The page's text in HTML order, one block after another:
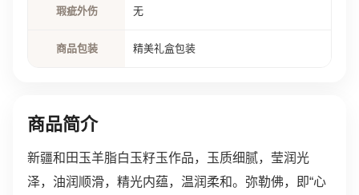
瑕疵外伤 无
商品包装 精美礼盒包装
商品简介
新疆和田玉羊脂白玉籽玉作品，玉质细腻，莹润光
泽，油润顺滑，精光内蕴，温润柔和。弥勒佛，即“心